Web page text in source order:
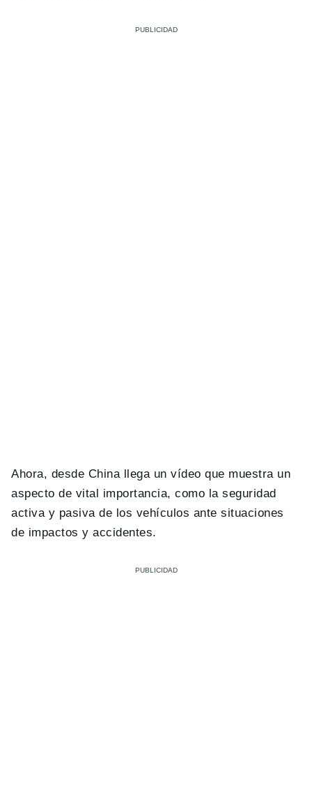
Ahora, desde China llega un vídeo que muestra un
aspecto de vital importancia, como la seguridad
activa y pasiva de los vehículos ante situaciones
de impactos y accidentes.